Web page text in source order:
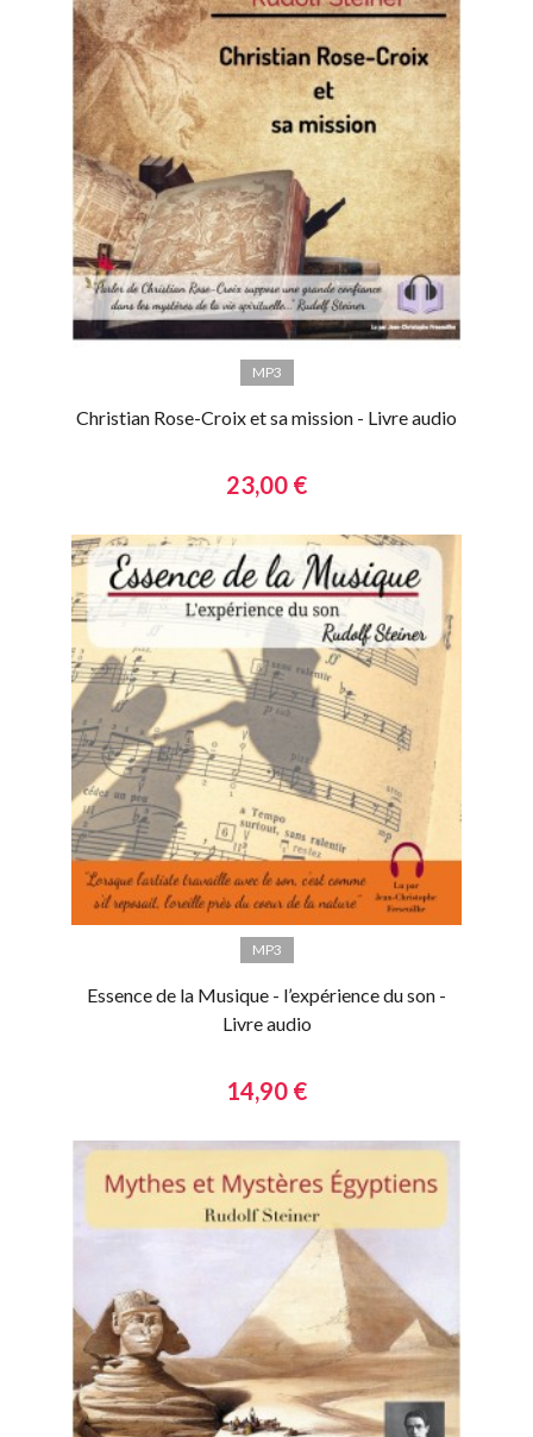
MP3
Christian Rose-Croix et sa mission - Livre audio
23,00 €
MP3
Essence de la Musique - l’expérience du son -
Livre audio
14,90 €